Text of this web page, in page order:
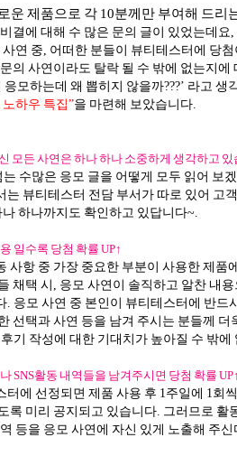
운 제품으로 각 10분께만 부여해 드리
결에 대해 수 많은 문의 글이 있었는데요,
연 중, 어떠한 분들이 뷰티테스터에 당
의 사연이라도 탈락 될 수 밖에 없는지
응모하는데 왜 뽑히지 않을까???’ 라고 생
하우 특집”을 마련해 보았습니다.
모든 사연은 하나 하나 소중하게 생각하고
는 수많은 응모 글을 어떻게 모두 읽어
는 뷰티테스터 전담 부서가 따로 있어 고
하나까지도 확인하고 있답니다~.
일수록 당첨 확률 UP↑
사항 중 가장 중요한 부분이 사용한 제품
채택 시, 응모 사연이 솔직하고 알찬 내
. 응모 사연 중 본인이 뷰티테스터에 반드
선택과 사연 등을 남겨 주시는 분들께
기 작성에 대한 기대치가 높아질 수 밖
SNS활동 내역들을 남겨주시면 당첨 확률 UP↑
터에 선정되면 제품 사용 후 1주일에 1회
록 미리 공지되고 있습니다. 그러므로 활
등을 응모 사연에 자신 있게 노출해 주